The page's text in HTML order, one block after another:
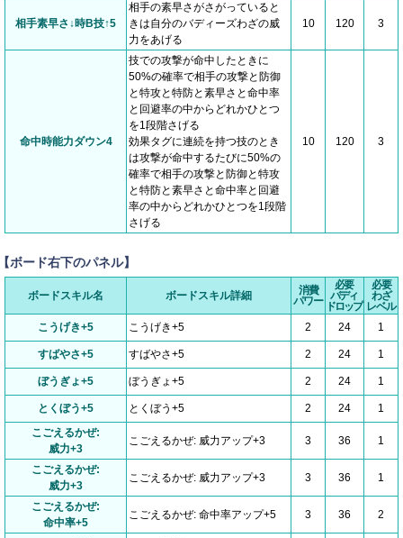
相手素早さ↓時B技↑5
相手の素早さがさがっていると
きは自分のバディーズわざの威
力をあげる
10 120 3
命中時能力ダウン4
技での攻撃が命中したときに
50%の確率で相手の攻撃と防御
と特攻と特防と素早さと命中率
と回避率の中からどれかひとつ
を1段階さげる
効果タグに連続を持つ技のとき
は攻撃が命中するたびに50%の
確率で相手の攻撃と防御と特攻
と特防と素早さと命中率と回避
率の中からどれかひとつを1段階
さげる
10 120 3
ボード右下のパネル】
ボードスキル名 ボードスキル詳細
消費
パワー
必要
バディ
ドロップ
必要
わざ
レベル
こうげき+5
こうげき+5 2 24 1
すばやさ+5 すばやさ+5 2 24 1
ぼうぎょ+5 ぼうぎょ+5 2 24 1
とくぼう+5 とくぼう+5 2 24
1
こごえるかぜ:
威力+3
こごえるかぜ: 威力アップ+3 3 36 1
こごえるかぜ:
威力+3
こごえるかぜ: 威力アップ+3 3 36 1
こごえるかぜ:
命中率+5
こごえるかぜ: 命中率アップ+5 3 36 2